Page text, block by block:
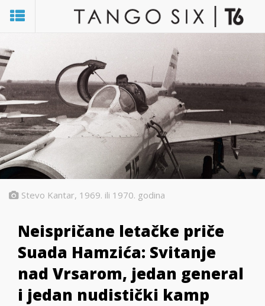
Stevo Kantar, 1969. ili 1970. godina
Neispričane letačke priče
Suada Hamzića: Svitanje
nad Vrsarom, jedan general
i jedan nudistički kamp